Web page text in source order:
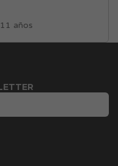
años